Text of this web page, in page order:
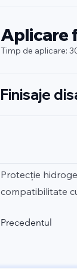
Aplicare
Timp de aplicare:
Finisaje
Protecție
compatibilitate
Precedentul